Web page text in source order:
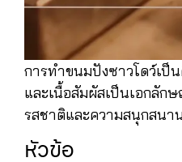
การทำขนมปังซาวโดว์เป็
และเนื้อสัมผัสเป็นเอกลัก
รสชาติและความสนุกสนา
หัวข้อ